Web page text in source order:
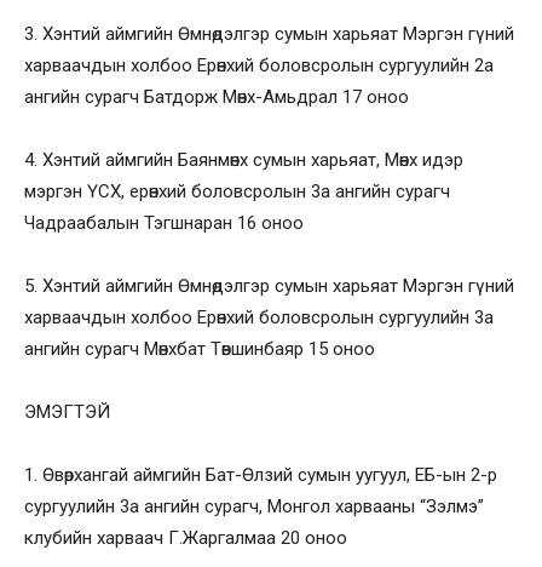
3. Хэнтий аймгийн Өмнөдэлгэр сумын харьяат Мэргэн гүний
харваачдын холбоо Ерөнхий боловсролын сургуулийн 2а
ангийн сурагч Батдорж Мөнх-Амьдрал 17 оноо
4. Хэнтий аймгийн Баянмөнх сумын харьяат, Мөнх идэр
мэргэн ҮСХ, ерөнхий боловсролын 3а ангийн сурагч
Чадраабалын Тэгшнаран 16 оноо
5. Хэнтий аймгийн Өмнөдэлгэр сумын харьяат Мэргэн гүний
харваачдын холбоо Ерөнхий боловсролын сургуулийн 3а
ангийн сурагч Мөнхбат Төвшинбаяр 15 оноо
ЭМЭГТЭЙ
1. Өвөрхангай аймгийн Бат-Өлзий сумын уугуул, ЕБ-ын 2-р
сургуулийн 3а ангийн сурагч, Монгол харвааны “Зэлмэ”
клубийн харваач Г.Жаргалмаа 20 оноо